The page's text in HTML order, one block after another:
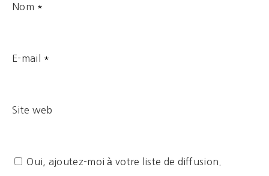
Nom *
E-mail *
Site web
Oui, ajoutez-moi à votre liste de diffusion.